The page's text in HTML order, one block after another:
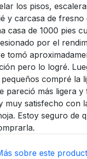
los pisos,
y carcasa de fresno
casa de 1000 pies
por el
tomó
pero lo logré.
compré la
pareció más ligera y
muy satisfecho con
Estoy seguro de
sobre este